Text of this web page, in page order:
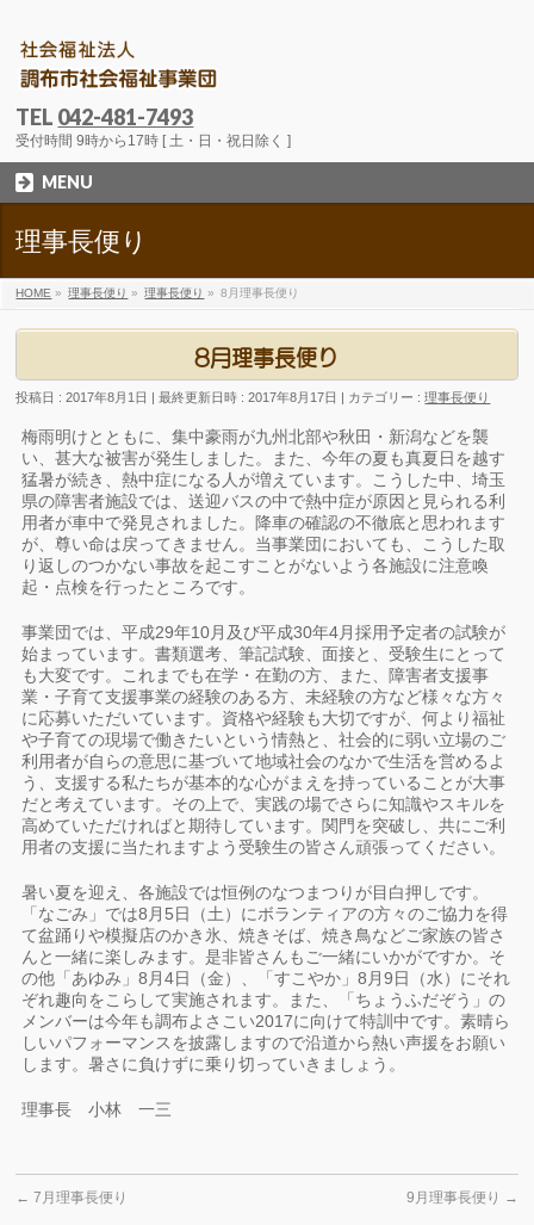
TEL 042-481-7493
受付時間 9時から17時 [ 土・日・祝日除く ]
MENU
理事長便り
HOME » 理事長便り » 理事長便り » 8月理事長便り
8月理事長便り
投稿日 : 2017年8月1日 最終更新日時 : 2017年8月17日 カテゴリー :理事長便り
梅雨明けとともに、集中豪雨が九州北部や秋田・新潟などを襲
い、甚大な被害が発生しました。また、今年の夏も真夏日を越す
猛暑が続き、熱中症になる人が増えています。こうした中、埼玉
県の障害者施設では、送迎バスの中で熱中症が原因と見られる利
用者が車中で発見されました。降車の確認の不徹底と思われます
が、尊い命は戻ってきません。当事業団においても、こうした取
り返しのつかない事故を起こすことがないよう各施設に注意喚
起・点検を行ったところです。
事業団では、平成29年10月及び平成30年4月採用予定者の試験が
始まっています。書類選考、筆記試験、面接と、受験生にとって
も大変です。これまでも在学・在勤の方、また、障害者支援事
業・子育て支援事業の経験のある方、未経験の方など様々な方々
に応募いただいています。資格や経験も大切ですが、何より福祉
や子育ての現場で働きたいという情熱と、社会的に弱い立場のご
利用者が自らの意思に基づいて地域社会のなかで生活を営めるよ
う、支援する私たちが基本的な心がまえを持っていることが大事
だと考えています。その上で、実践の場でさらに知識やスキルを
高めていただければと期待しています。関門を突破し、共にご利
用者の支援に当たれますよう受験生の皆さん頑張ってください。
暑い夏を迎え、各施設では恒例のなつまつりが目白押しです。
「なごみ」では8月5日（土）にボランティアの方々のご協力を得
て盆踊りや模擬店のかき氷、焼きそば、焼き鳥などご家族の皆さ
んと一緒に楽しみます。是非皆さんもご一緒にいかがですか。そ
の他「あゆみ」8月4日（金）、「すこやか」8月9日（水）にそれ
ぞれ趣向をこらして実施されます。また、「ちょうふだぞう」の
メンバーは今年も調布よさこい2017に向けて特訓中です。素晴ら
しいパフォーマンスを披露しますので沿道から熱い声援をお願い
します。暑さに負けずに乗り切っていきましょう。
理事長 小林 一三
← 7月理事長便り 9月理事長便り →